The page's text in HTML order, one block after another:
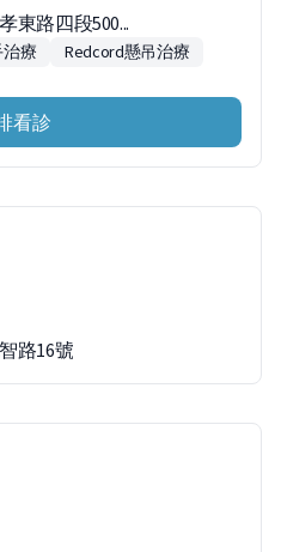
東路四段500...
療
Redcord懸吊治療
看診
路16號